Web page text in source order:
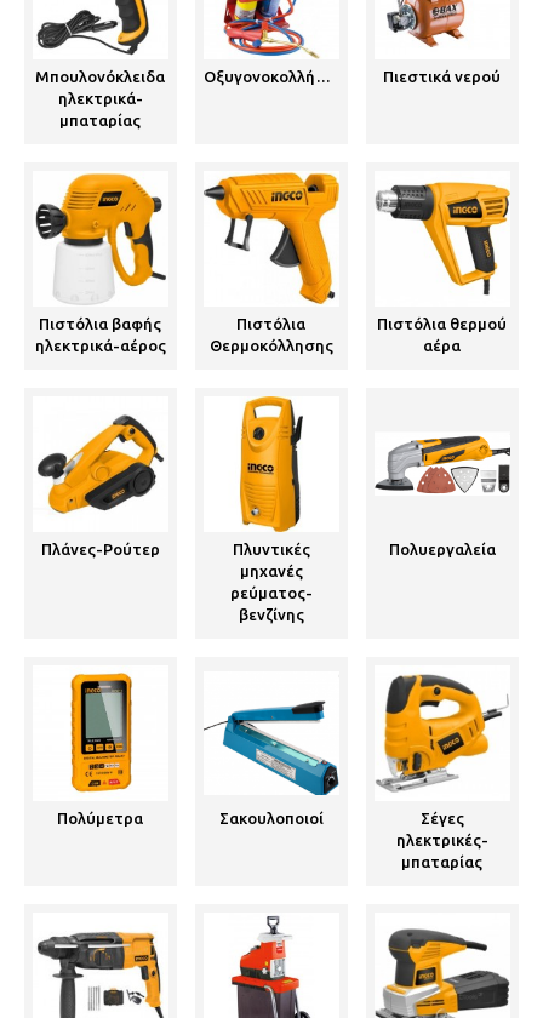
Μπουλονόκλειδα
ηλεκτρικά-
μπαταρίας
Οξυγονοκολλήσεις Πιεστικά νερού
Πιστόλια βαφής
ηλεκτρικά-αέρος
Πιστόλια
Θερμοκόλλησης
Πιστόλια θερμού
αέρα
Πλάνες-Ρούτερ
Πλυντικές
μηχανές
ρεύματος-
βενζίνης
Πολυεργαλεία
Πολύμετρα Σακουλοποιοί
Σέγες
ηλεκτρικές-
μπαταρίας